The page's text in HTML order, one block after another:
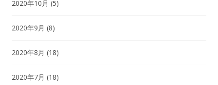
2020年10月 (5)
2020年9月 (8)
2020年8月 (18)
2020年7月 (18)